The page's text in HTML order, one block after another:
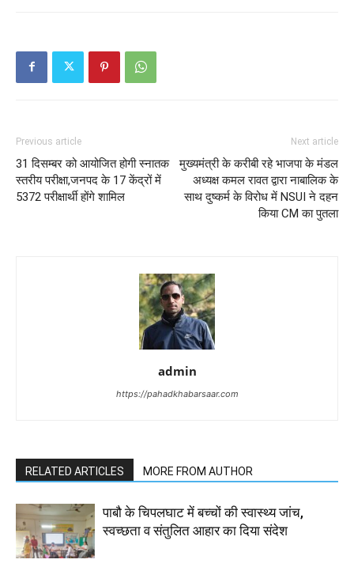
Previous article
31 दिसम्बर को आयोजित होगी स्नातक
स्तरीय परीक्षा,जनपद के 17 केंद्रों में
5372 परीक्षार्थी होंगे शामिल
Next article
मुख्यमंत्री के करीबी रहे भाजपा के मंडल
अध्यक्ष कमल रावत द्वारा नाबालिक के
साथ दुष्कर्म के विरोध में NSUI ने दहन
किया CM का पुतला
admin
https://pahadkhabarsaar.com
RELATED ARTICLES MORE FROM AUTHOR
पाबौ के चिपलघाट में बच्चों की स्वास्थ्य जांच,
स्वच्छता व संतुलित आहार का दिया संदेश